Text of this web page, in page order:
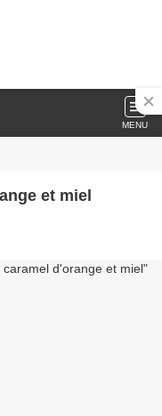
MENU
et miel